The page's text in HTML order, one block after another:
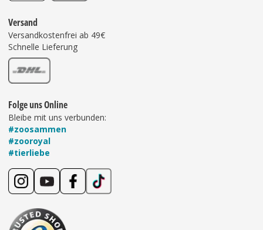
Versand
Versandkostenfrei ab 49€
Schnelle Lieferung
Folge uns Online
Bleibe mit uns verbunden:
#zoosammen
#zooroyal
#tierliebe